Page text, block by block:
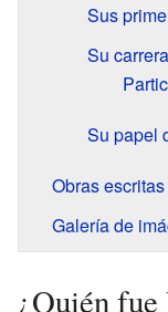
Sus
Su
Su papel
Obras escritas
Galería de
¿Quién